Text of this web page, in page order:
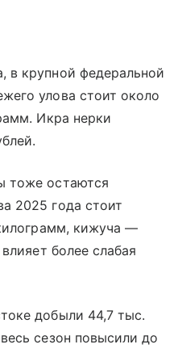
в крупной федеральной
улова стоит около
Икра нерки
тоже остаются
2025 года стоит
кижуча —
более слабая
добыли 44,7 тыс.
сезон повысили до